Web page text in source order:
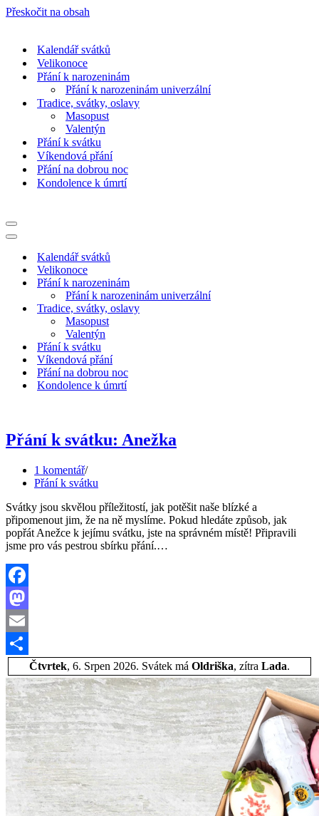
Přeskočit na obsah
Kalendář svátků
Velikonoce
Přání k narozeninám
Přání k narozeninám univerzální
Tradice, svátky, oslavy
Masopust
Valentýn
Přání k svátku
Víkendová přání
Přání na dobrou noc
Kondolence k úmrtí
Navigační
menu
Navigační
Kalendář svátků
Velikonoce
Přání k narozeninám
Přání k narozeninám univerzální
Tradice, svátky, oslavy
Masopust
Valentýn
Přání k svátku
Víkendová přání
Přání na dobrou noc
Kondolence k úmrtí
Přání k svátku: Anežka
1 komentář
Přání k svátku
Svátky jsou skvělou příležitostí, jak potěšit naše blízké a
připomenout jim, že na ně myslíme. Pokud hledáte způsob, jak
popřát Anežce k jejímu svátku, jste na správném místě! Připravili
jsme pro vás pestrou sbírku přání.…
Facebook
Mastodon
Email
ShareČtvrtek, 6. Srpen 2026. Svátek má Oldriška, zítra Lada.